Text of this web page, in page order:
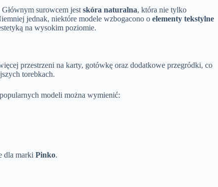
Głównym surowcem jest skóra naturalna, która nie tylko
jednak, niektóre modele wzbogacono o elementy tekstylne
na wysokim poziomie.
przestrzeni na karty, gotówkę oraz dodatkowe przegródki, co
torebkach.
modeli można wymienić:
dla marki Pinko.